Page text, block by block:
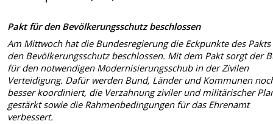
Pakt für den Bevölkerungsschutz beschlossen
Am Mittwoch hat die Bundesregierung die Eckpunkte des
den Bevölkerungsschutz beschlossen. Mit dem Pakt sorgt der
für den notwendigen Modernisierungsschub in der Zivilen
Verteidigung. Dafür werden Bund, Länder und Kommunen
besser koordiniert, die Verzahnung ziviler und militärischer
gestärkt sowie die Rahmenbedingungen für das Ehrenamt
verbessert.